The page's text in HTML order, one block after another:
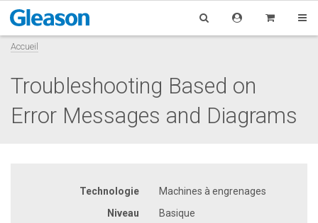
Accueil
Troubleshooting Based on
Error Messages and Diagrams
Technologie
Machines à engrenages
Niveau
Basique